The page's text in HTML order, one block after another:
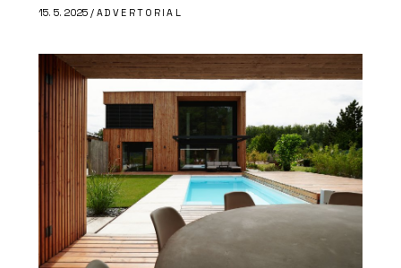
15. 5. 2025 / ADVERTORIAL